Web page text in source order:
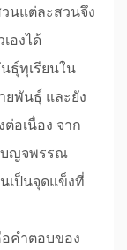
นแต่ละสวนจึง
องได้
ธุ์ทุเรียนใน
ยพันธุ์ และยัง
อเนื่อง จาก
บญจพรรณ
เป็นจุดแข็งที่
คำตอบของ